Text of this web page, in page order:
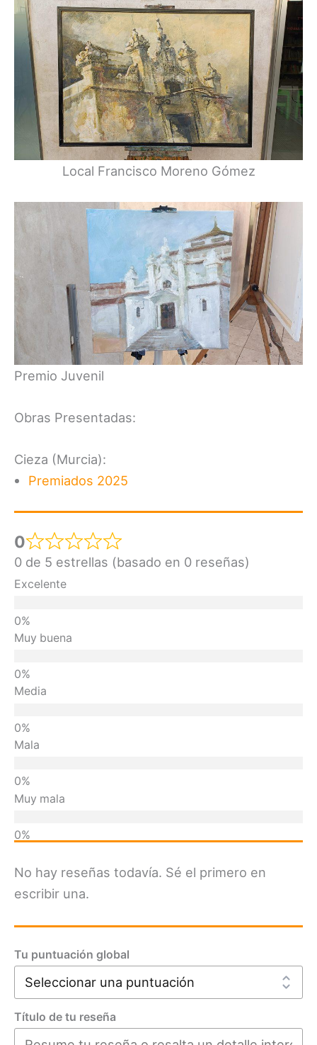
Local Francisco Moreno Gómez
Premio Juvenil
Obras Presentadas:
Cieza (Murcia):
Premiados 2025
0
0 de 5 estrellas (basado en 0 reseñas)
Excelente
Muy buena
Media
Mala
Muy mala
No hay reseñas todavía. Sé el primero en
escribir una.
Tu puntuación global
Título de tu reseña